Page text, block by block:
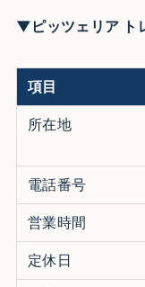
▼ピッツェリア ト
項目
所在地
電話番号
営業時間
定休日